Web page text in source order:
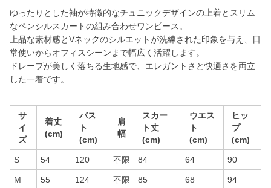
ゆったりとした袖が特徴的なチュニックデザインの上着とスリム
なペンシルスカートの組み合わせワンピース。
上品な素材感とVネックのシルエットが洗練された印象を与え、日
常使いからオフィスシーンまで幅広く活躍します。
ドレープが美しく落ちる生地感で、エレガントさと快適さを両立
した一着です。
サ
イ
ズ
着丈
(cm)
バス
ト
(cm)
肩
幅
スカー
ト丈
(cm)
ウエス
ト
(cm)
ヒッ
プ
(cm)
S 54 120 不限 84 64 90
M 55 124 不限 85 68 94